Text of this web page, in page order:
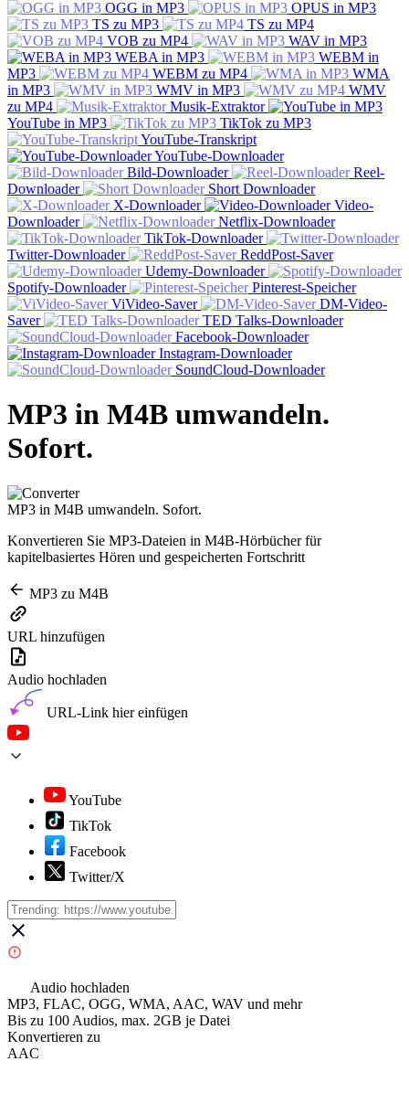
OGG in MP3
OPUS in MP3
TS zu MP3
TS zu MP4
VOB zu MP4
WAV in MP3
WEBA in MP3
WEBM in
MP3
WEBM zu MP4
WMA
in MP3
WMV in MP3
WMV
zu MP4
Musik-Extraktor
YouTube in MP3
TikTok zu MP3
YouTube-Transkript
YouTube-Downloader
Bild-Downloader
Reel-
Downloader
Short Downloader
X-Downloader
Video-
Downloader
Netflix-Downloader
TikTok-Downloader
Twitter-Downloader
ReddPost-Saver
Udemy-Downloader
Spotify-Downloader
Pinterest-Speicher
ViVideo-Saver
DM-Video-
Saver
TED Talks-Downloader
Facebook-Downloader
Instagram-Downloader
SoundCloud-Downloader
MP3 in M4B umwandeln.
Sofort.
MP3 in M4B umwandeln. Sofort.
Konvertieren Sie MP3-Dateien in M4B-Hörbücher für
kapitelbasiertes Hören und gespeicherten Fortschritt
MP3 zu M4B
URL hinzufügen
Audio hochladen
URL-Link hier einfügen
YouTube
TikTok
Facebook
Twitter/X
Audio hochladen
MP3, FLAC, OGG, WMA, AAC, WAV und mehr
Bis zu 100 Audios, max. 2GB je Datei
Konvertieren zu
AAC